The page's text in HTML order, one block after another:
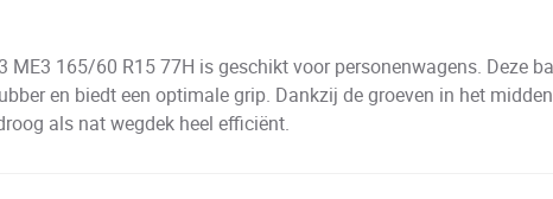
ME3 165/60 R15 77H is geschikt voor personenwagens. Deze
en biedt een optimale grip. Dankzij de groeven in het
als nat wegdek heel efficiënt.